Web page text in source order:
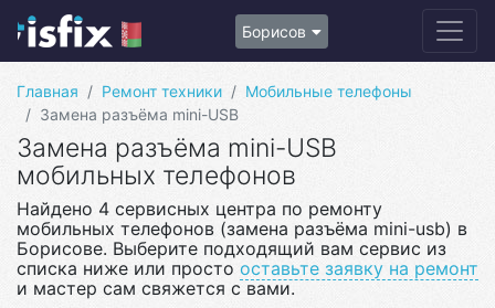
Борисов
Главная Ремонт техники
Мобильные телефоны
Замена разъёма mini-USB
Замена разъёма mini-USB
мобильных телефонов
Найдено 4 сервисных центра по ремонту
мобильных телефонов (замена разъёма mini-usb) в
Борисове. Выберите подходящий вам сервис из
списка ниже или просто оставьте заявку на ремонт
и мастер сам свяжется с вами.